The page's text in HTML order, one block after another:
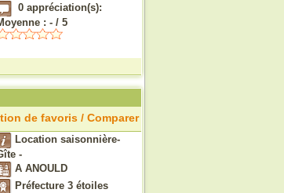
0appréciation(s):
: -/ 5
de favoris / Comparer
Location saisonnière-
-
A ANOULD
Préfecture 3 étoiles